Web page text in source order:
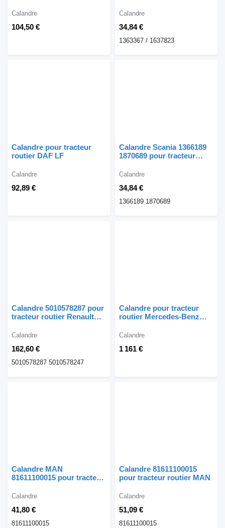
104,50 €
Calandre
34,84 €
Calandre
1363367 / 1637823
Calandre pour tracteur
routier DAF LF
92,89 €
Calandre
Calandre Scania 1366189
1870689 pour tracteur
34,84 €
Calandre
1366189 1870689
Calandre 5010578287 pour
tracteur routier Renault
162,60 €
Calandre
5010578287 5010578247
Calandre pour tracteur
routier Mercedes-Benz
1 161 €
Calandre
Calandre MAN
81611100015 pour tracteur
41,80 €
Calandre
81611100015
Calandre 81611100015
pour tracteur routier MAN
51,09 €
Calandre
81611100015